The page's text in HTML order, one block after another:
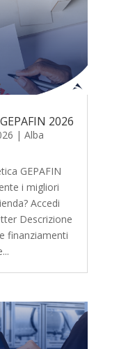
2026
| Alba
GEPAFIN
i migliori
Accedi
Descrizione
finanziamenti